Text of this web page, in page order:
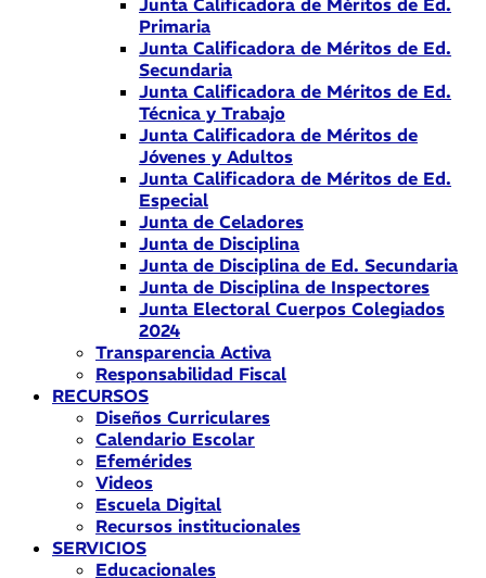
Junta Calificadora de Méritos de Ed.
Primaria
Junta Calificadora de Méritos de Ed.
Secundaria
Junta Calificadora de Méritos de Ed.
Técnica y Trabajo
Junta Calificadora de Méritos de
Jóvenes y Adultos
Junta Calificadora de Méritos de Ed.
Especial
Junta de Celadores
Junta de Disciplina
Junta de Disciplina de Ed. Secundaria
Junta de Disciplina de Inspectores
Junta Electoral Cuerpos Colegiados
2024
Transparencia Activa
Responsabilidad Fiscal
RECURSOS
Diseños Curriculares
Calendario Escolar
Efemérides
Videos
Escuela Digital
Recursos institucionales
SERVICIOS
Educacionales